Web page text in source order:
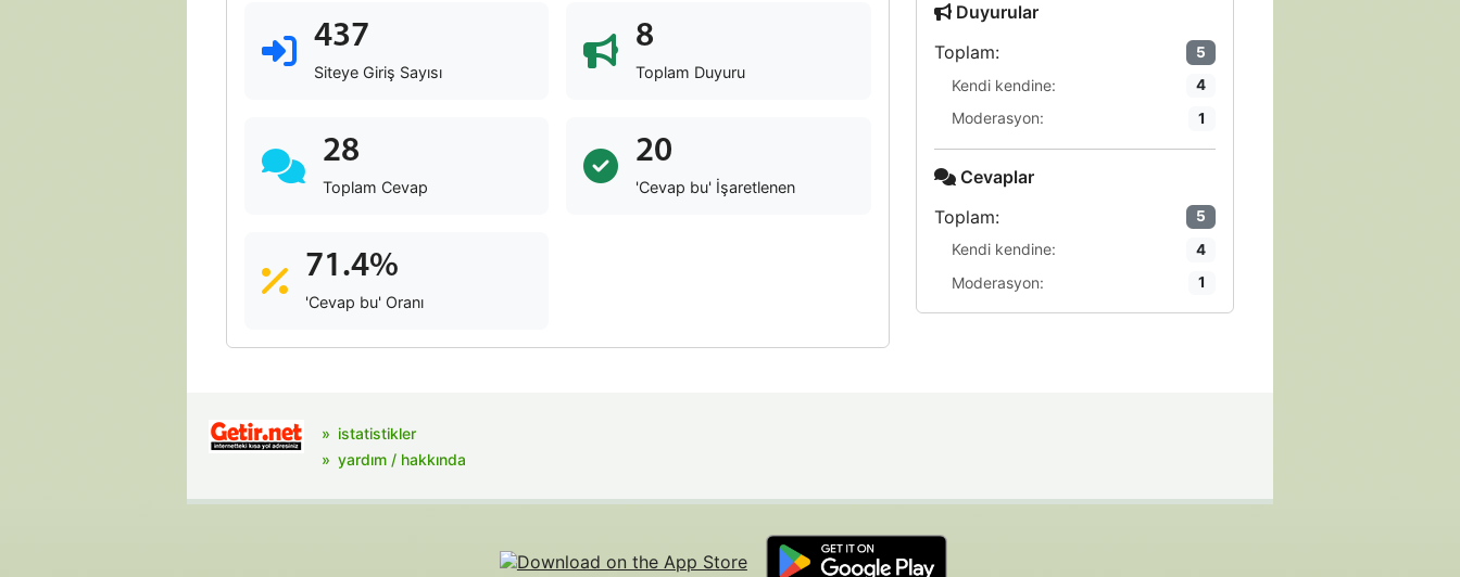
437
Siteye Giriş Sayısı
8
Toplam Duyuru
28
Toplam Cevap
20
'Cevap bu' İşaretlenen
71.4%
'Cevap bu' Oranı
Duyurular
Toplam:
5
Kendi kendine: 4
Moderasyon: 1
Cevaplar
Toplam:
5
Kendi kendine: 4
Moderasyon: 1
istatistikler
yardım / hakkında